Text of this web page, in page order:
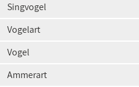
Singvogel
Vogelart
Vogel
Ammerart